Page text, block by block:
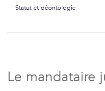
Statut et déontologie
Le mandataire